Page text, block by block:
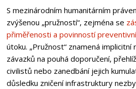
S mezinárodním humanitárním
zvýšenou „pružností“, zejména se
přiměřenosti a povinností
útoku. „Pružnost“ znamená
závazků na pouhá doporučení,
civilistů nebo zanedbání jejich
důsledku zničení infrastruktury